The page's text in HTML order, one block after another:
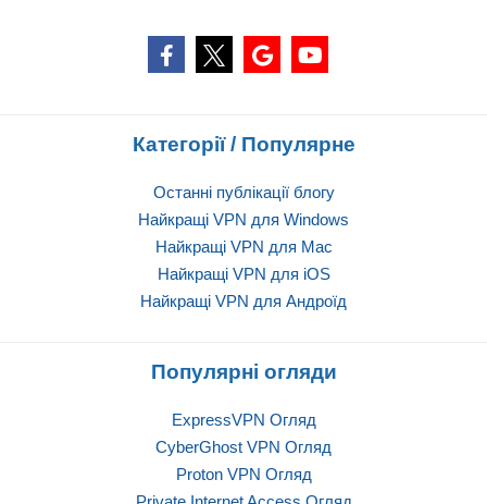
Категорії / Популярне
Останні публікації блогу
Найкращі VPN для Windows
Найкращі VPN для Mac
Найкращі VPN для iOS
Найкращі VPN для Андроїд
Популярні огляди
ExpressVPN Огляд
CyberGhost VPN Огляд
Proton VPN Огляд